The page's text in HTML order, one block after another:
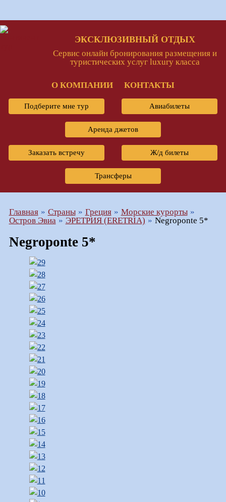
ЭКСКЛЮЗИВНЫЙ ОТДЫХ
Сервис онлайн бронирования размещения и
туристических услуг luxury класса
О КОМПАНИИ КОНТАКТЫ
Подберите мне тур Авиабилеты
Аренда джетов
Заказать встречу Ж/д билеты
Трансферы
Главная Страны Греция
Морские курорты
Остров Эвиа
ЭРЕТРИЯ (ERETRIA) Negroponte 5*
Negroponte 5*